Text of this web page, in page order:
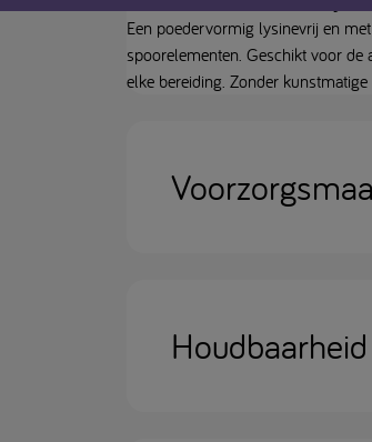
Een poedervormig lysinevrij en
spoorelementen. Geschikt voor de
elke bereiding. Zonder
Houdbaarheid